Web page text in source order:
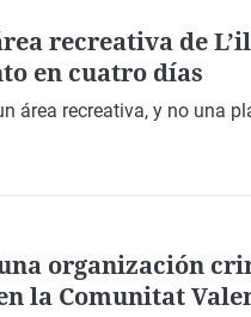
recreativa de
en cuatro días
área recreativa, y no una
organización
la Comunitat